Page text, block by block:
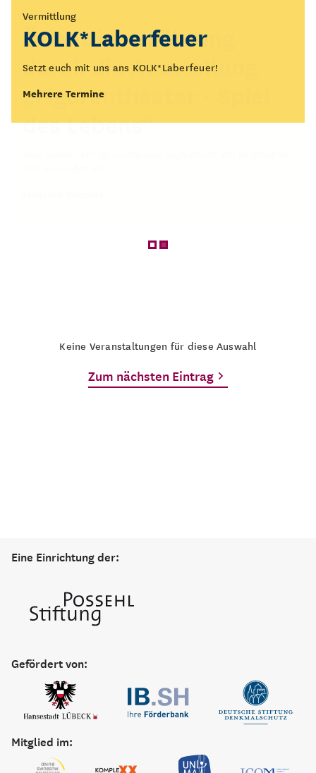
Vermittlung
KOLK*Laberfeuer
Setzt euch mit uns ans KOLK*Laberfeuer!
Mehrere Termine
Führung
Öffentliche Führung
durch die Ausstellung
„Figurentheater - Spiel
des Lebens“
Keine Veranstaltungen für diese Auswahl
Zum nächsten Eintrag
Eine Einrichtung der:
Gefördert von:
Mitglied im: